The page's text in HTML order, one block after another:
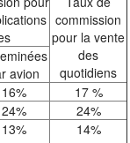
commission
pour la vente
des
quotidiens
avion
16%
17 %
24%
24%
13% 14%